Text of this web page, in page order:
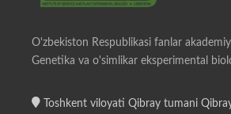
O'zbekiston Respublikasi fanlar
Genetika va o'simlikar eksperimental
Toshkent viloyati Qibray tumani